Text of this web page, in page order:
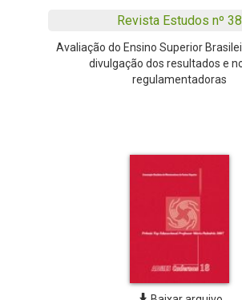
Revista Estudos nº 38
Avaliação do Ensino Superior
divulgação dos resultados e
regulamentadoras